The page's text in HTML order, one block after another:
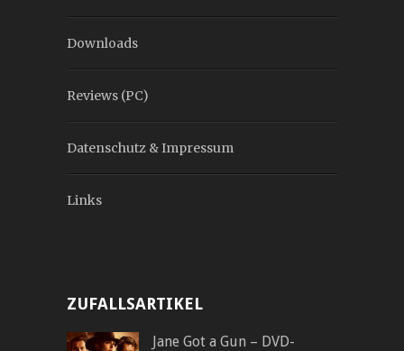
Downloads
Reviews (PC)
Datenschutz & Impressum
Links
ZUFALLSARTIKEL
Jane Got a Gun – DVD-